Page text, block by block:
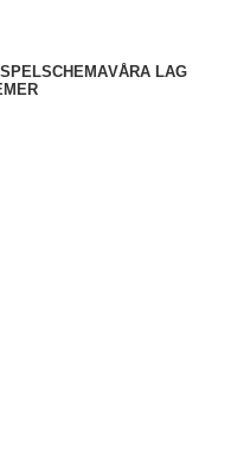
SPELSCHEMAVÅRA LAG
MER